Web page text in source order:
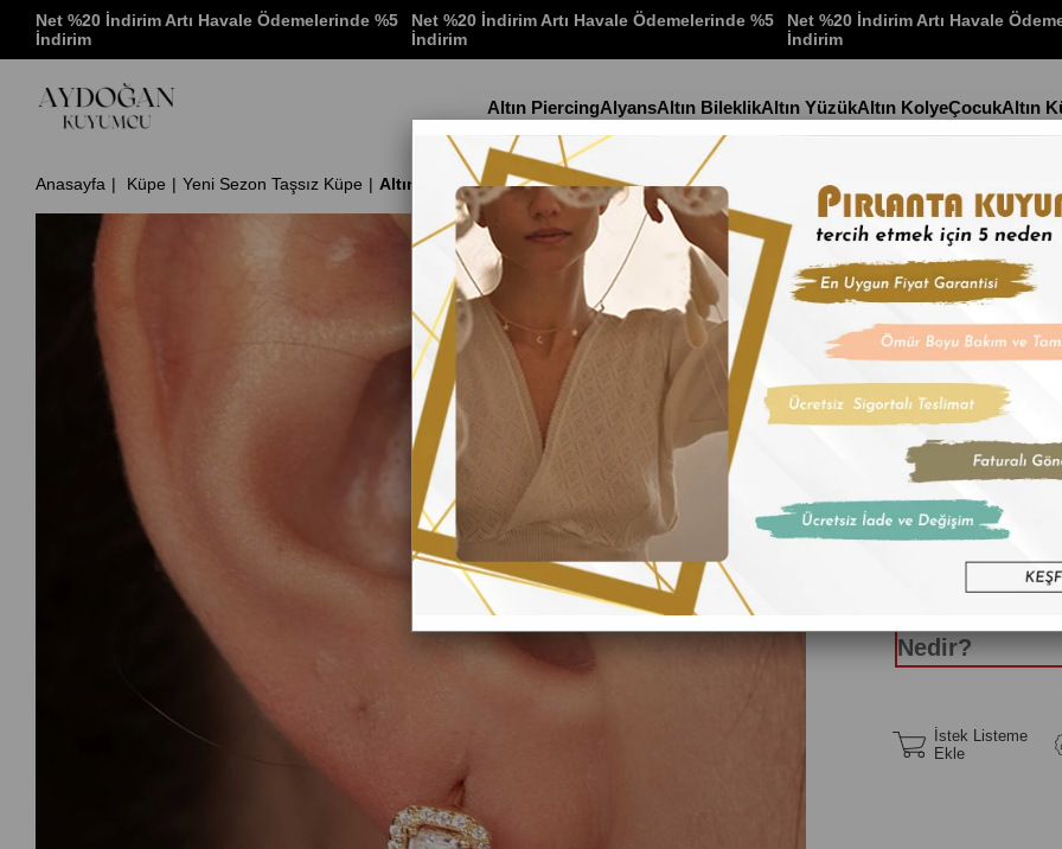
Net %20 İndirim Artı Havale Ödemelerinde %5
İndirim
Net %20 İndirim Artı Havale Ödemelerinde %5
İndirim
Net %20 İndirim Artı Havale
İndirim
Altın PiercingAlyansAltın BileklikAltın YüzükAltın KolyeÇocukAltın
Anasayfa Küpe Yeni Sezon Taşsız Küpe Altın Baget Taşlı Küpe
Stok Kodu
Altın Baget
İndirim Oranı : %22
₺17.918,90
₺2.986,48 'den
Nedir?
İstek Listeme
Ekle